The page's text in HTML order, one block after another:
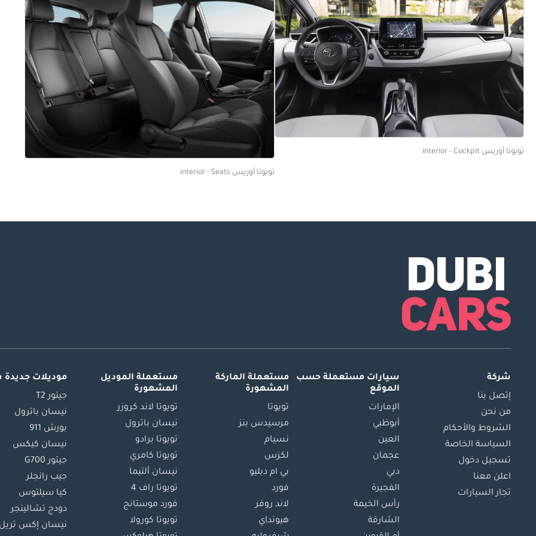
تويوتا أوريس interior - Cockpit
تويوتا أوريس interior - Seats
شركة
إتصل بنا
من نحن
الشروط والأحكام
السياسة الخاصة
تسجيل دخول
اعلن معنا
تجار السيارات
سيارات مستعملة حسب
الموقع
الإمارات
أبوظبي
العين
عجمان
دبي
الفجيرة
رأس الخيمة
الشارقة
مستعملة الماركة
المشهورة
تويوتا
مرسيدس بنز
نسيام
لكزس
بي ام دبليو
فورد
لاند روفر
هيونداي
مستعملة الموديل
المشهورة
تويوتا لاند كروزر
نيسان باترول
تويوتا برادو
تويوتا كامري
نيسان ألتيما
تويوتا راف 4
فورد موستانج
تويوتا كورولا
موديلات
جيتور T2
نيسان باترول
بورش 911
نيسان كيكس
جيتور G700
جيب رانجلر
كيا سيلتوس
دودج تشالينجر
نيسان إكس تريل